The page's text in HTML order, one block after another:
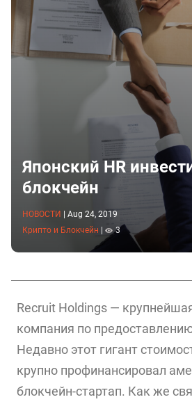
Японский HR
блокчейн
НОВОСТИ
Aug 24, 2019
Крипто и Блокчейн
3
Recruit Holdings —
компания по
Недавно этот гигант
крупно профинансировал
блокчейн-стартап. Как же